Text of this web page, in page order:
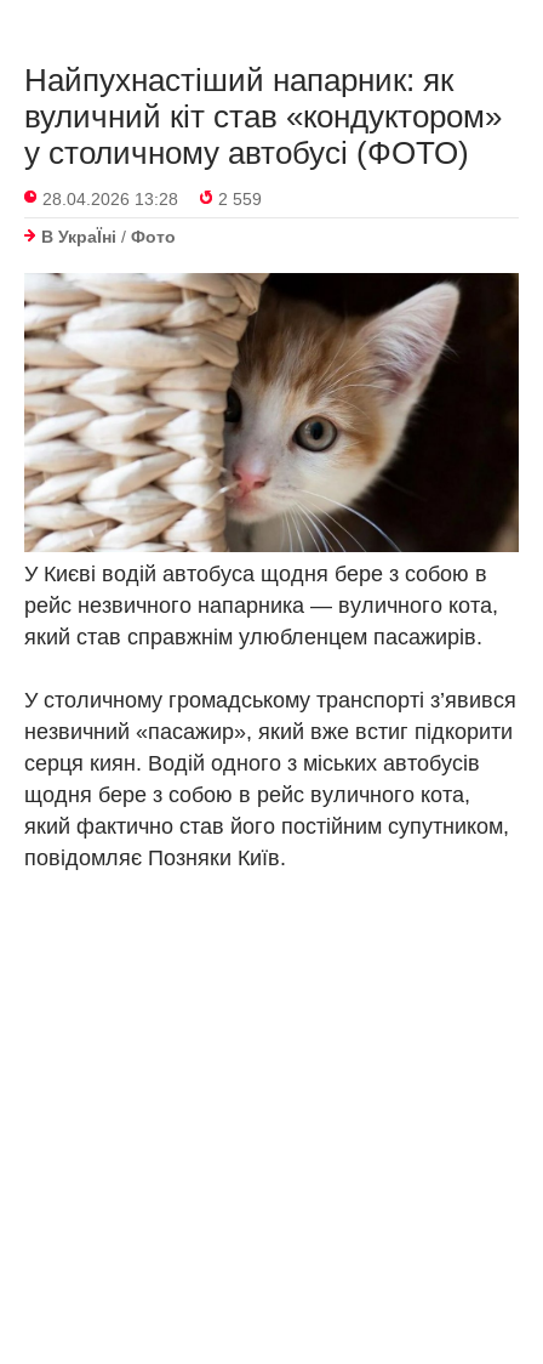
Найпухнастіший напарник: як
вуличний кіт став «кондуктором»
у столичному автобусі (ФОТО)
28.04.2026 13:28
2 559
В УкраЇнi / Фото
У Києві водій автобуса щодня бере з собою в
рейс незвичного напарника — вуличного кота,
який став справжнім улюбленцем пасажирів.
У столичному громадському транспорті з’явився
незвичний «пасажир», який вже встиг підкорити
серця киян. Водій одного з міських автобусів
щодня бере з собою в рейс вуличного кота,
який фактично став його постійним супутником,
повідомляє Позняки Київ.